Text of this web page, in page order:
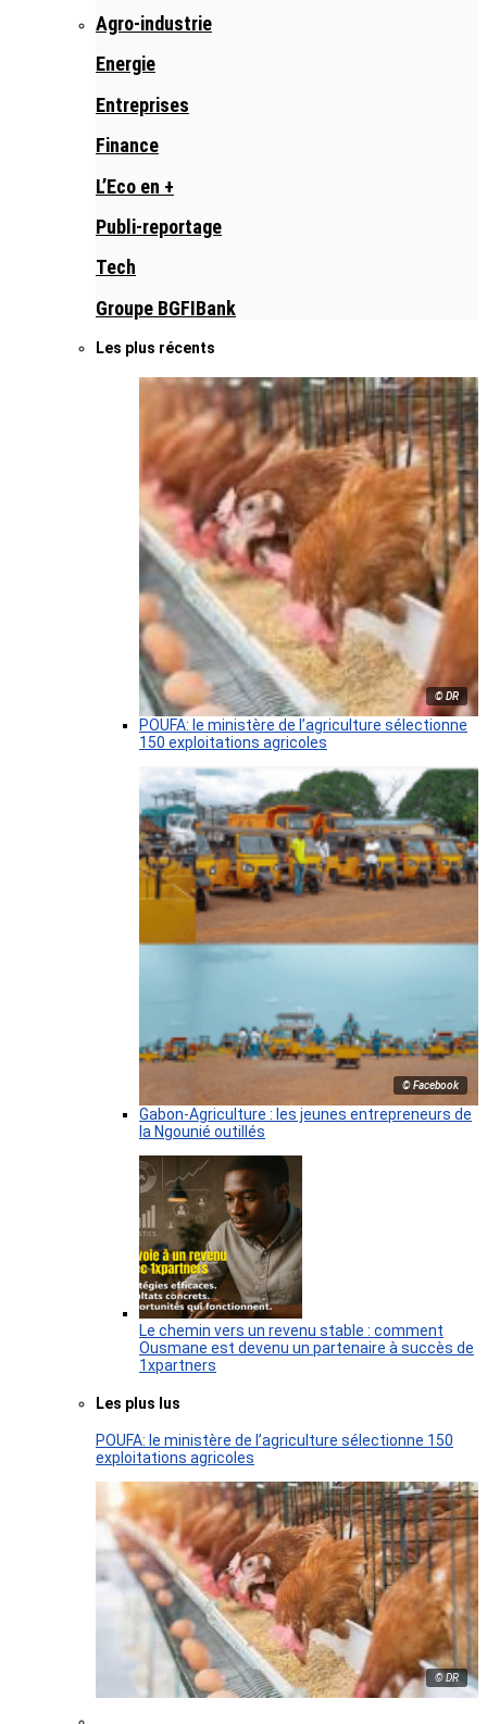
Agro-industrie
Energie
Entreprises
Finance
L’Eco en +
Publi-reportage
Tech
Groupe BGFIBank
Les plus récents
© DR
POUFA: le ministère de l’agriculture sélectionne
150 exploitations agricoles
© Facebook
Gabon-Agriculture : les jeunes entrepreneurs de
la Ngounié outillés
Le chemin vers un revenu stable : comment
Ousmane est devenu un partenaire à succès de
1xpartners
Les plus lus
POUFA: le ministère de l’agriculture sélectionne 150
exploitations agricoles
© DR